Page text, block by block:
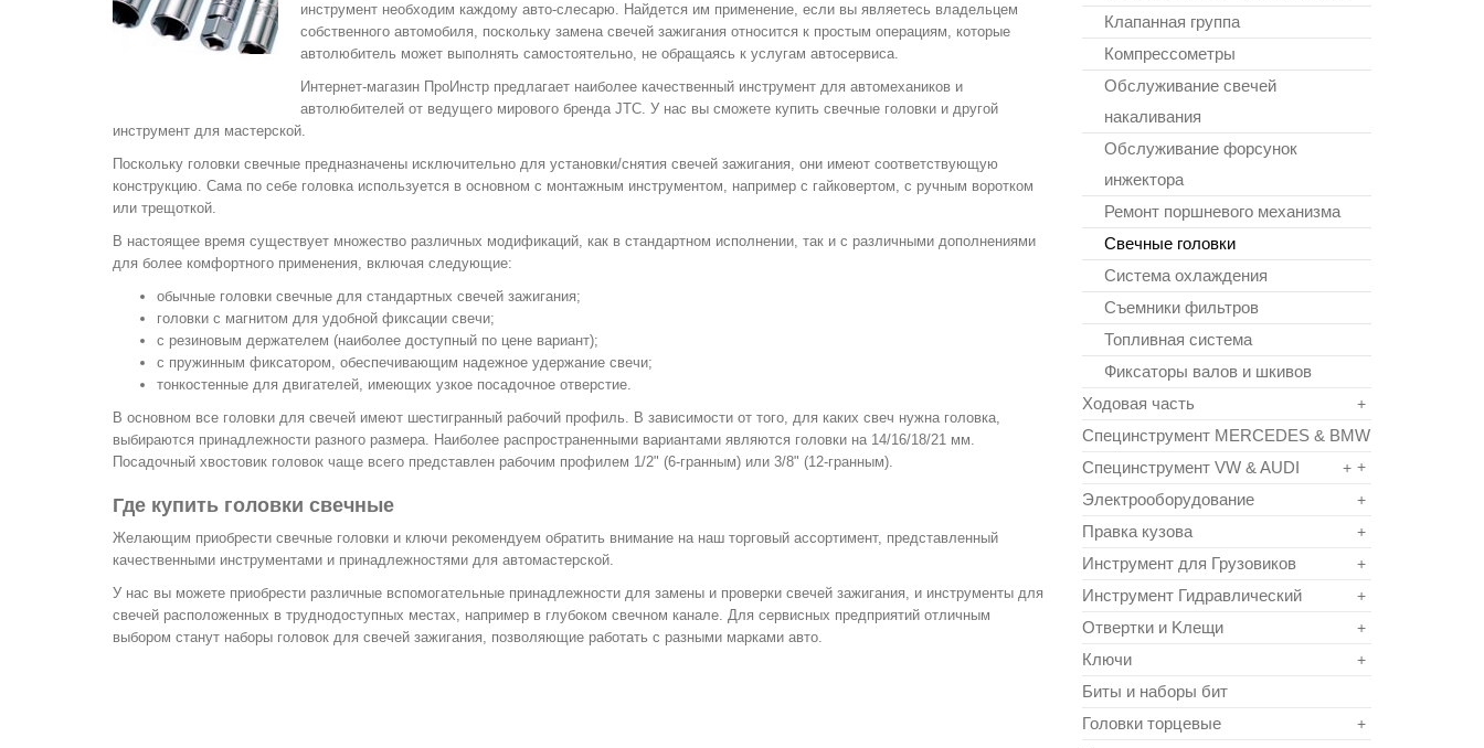
инструмент необходим каждому авто-слесарю. Найдется им применение, если вы являетесь владельцем
собственного автомобиля, поскольку замена свечей зажигания относится к простым операциям, которые
автолюбитель может выполнять самостоятельно, не обращаясь к услугам автосервиса.
Интернет-магазин ПроИнстр предлагает наиболее качественный инструмент для автомехаников и
автолюбителей от ведущего мирового бренда JTC. У нас вы сможете купить свечные головки и другой
инструмент для мастерской.
Поскольку головки свечные предназначены исключительно для установки/снятия свечей зажигания, они имеют соответствующую
конструкцию. Сама по себе головка используется в основном с монтажным инструментом, например с гайковертом, с ручным воротком
или трещоткой.
В настоящее время существует множество различных модификаций, как в стандартном исполнении, так и с различными дополнениями
для более комфортного применения, включая следующие:
обычные головки свечные для стандартных свечей зажигания;
головки с магнитом для удобной фиксации свечи;
с резиновым держателем (наиболее доступный по цене вариант);
с пружинным фиксатором, обеспечивающим надежное удержание свечи;
тонкостенные для двигателей, имеющих узкое посадочное отверстие.
В основном все головки для свечей имеют шестигранный рабочий профиль. В зависимости от того, для каких свеч нужна головка,
выбираются принадлежности разного размера. Наиболее распространенными вариантами являются головки на 14/16/18/21 мм.
Посадочный хвостовик головок чаще всего представлен рабочим профилем 1/2" (6-гранным) или 3/8" (12-гранным).
Где купить головки свечные
Желающим приобрести свечные головки и ключи рекомендуем обратить внимание на наш торговый ассортимент, представленный
качественными инструментами и принадлежностями для автомастерской.
У нас вы можете приобрести различные вспомогательные принадлежности для замены и проверки свечей зажигания, и инструменты для
свечей расположенных в труднодоступных местах, например в глубоком свечном канале. Для сервисных предприятий отличным
выбором станут наборы головок для свечей зажигания, позволяющие работать с разными марками авто.
Клапанная группа
Компрессометры
Обслуживание свечей
накаливания
Обслуживание форсунок
инжектора
Ремонт поршневого механизма
Свечные головки
Система охлаждения
Съемники фильтров
Топливная система
Фиксаторы валов и шкивов
Ходовая часть
+
Специнструмент MERCEDES & BMW
+
Специнструмент VW & AUDI +
Электрооборудование +
Правка кузова +
Инструмент для Грузовиков +
Инструмент Гидравлический +
Отвертки и Kлещи +
Ключи +
Биты и наборы бит
Головки торцевые
+